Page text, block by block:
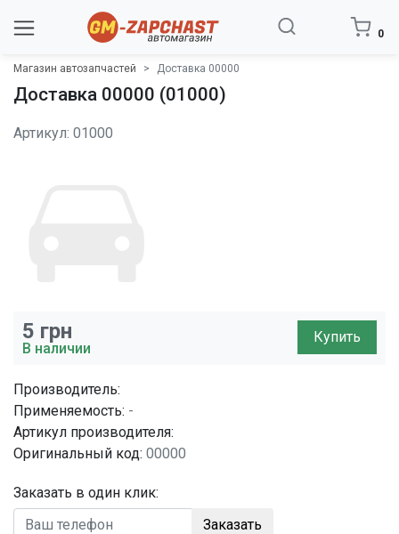
0
Магазин автозапчастей Доставка 00000
Доставка 00000 (01000)
Артикул: 01000
5 грн
В наличии
Купить
Производитель:
Применяемость: -
Артикул производителя:
Оригинальный код: 00000
Заказать в один клик:
Заказать